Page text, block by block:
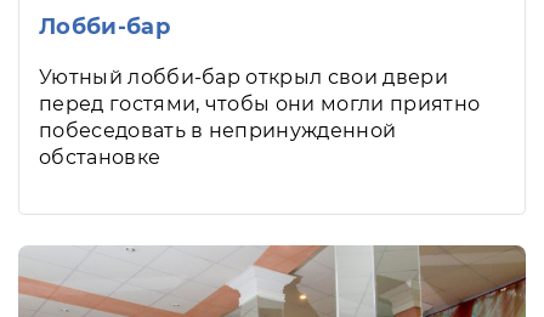
Лобби-бар
Уютный лобби-бар открыл свои двери
перед гостями, чтобы они могли приятно
побеседовать в непринужденной
обстановке